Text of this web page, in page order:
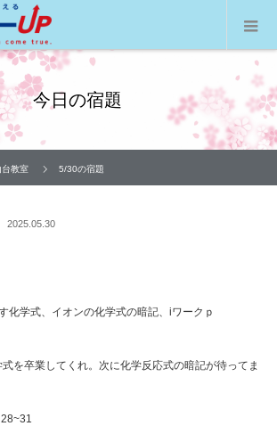
今日の宿題
台教室 5/30の宿題
2025.05.30
化学式、イオンの化学式の暗記、iワークｐ
を卒業してくれ。次に化学反応式の暗記が待ってま